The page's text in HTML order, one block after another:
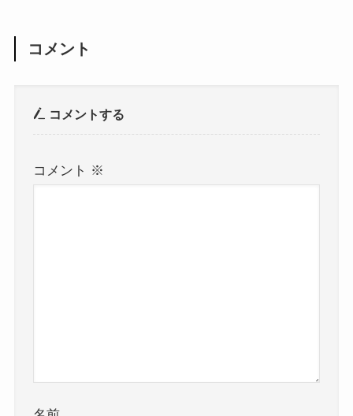
コメント
コメントする
コメント ※